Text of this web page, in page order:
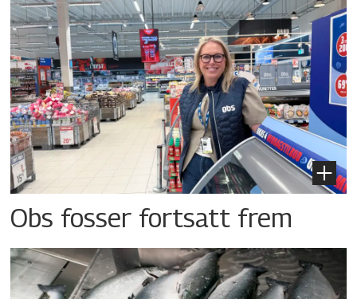
Obs fosser fortsatt frem